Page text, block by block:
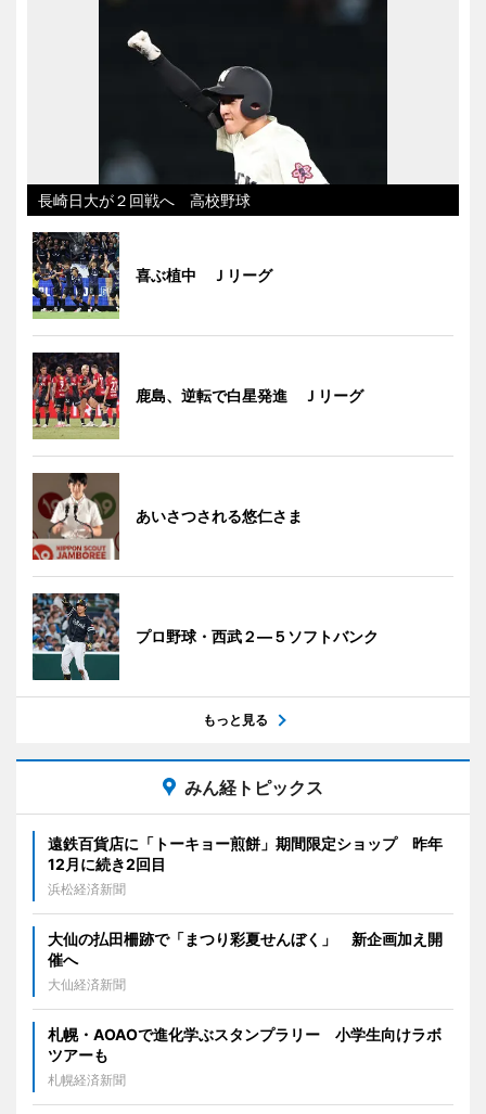
長崎日大が２回戦へ 高校野球
喜ぶ植中 Ｊリーグ
鹿島、逆転で白星発進 Ｊリーグ
あいさつされる悠仁さま
プロ野球・西武２―５ソフトバンク
もっと見る
みん経トピックス
遠鉄百貨店に「トーキョー煎餅」期間限定ショップ 昨年
12月に続き2回目
浜松経済新聞
大仙の払田柵跡で「まつり彩夏せんぼく」 新企画加え開
催へ
大仙経済新聞
札幌・AOAOで進化学ぶスタンプラリー 小学生向けラボ
ツアーも
札幌経済新聞